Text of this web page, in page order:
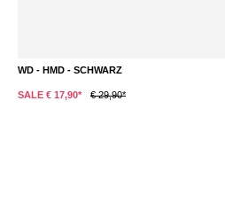
WD - HMD - SCHWARZ
SALE € 17,90* € 29,90*